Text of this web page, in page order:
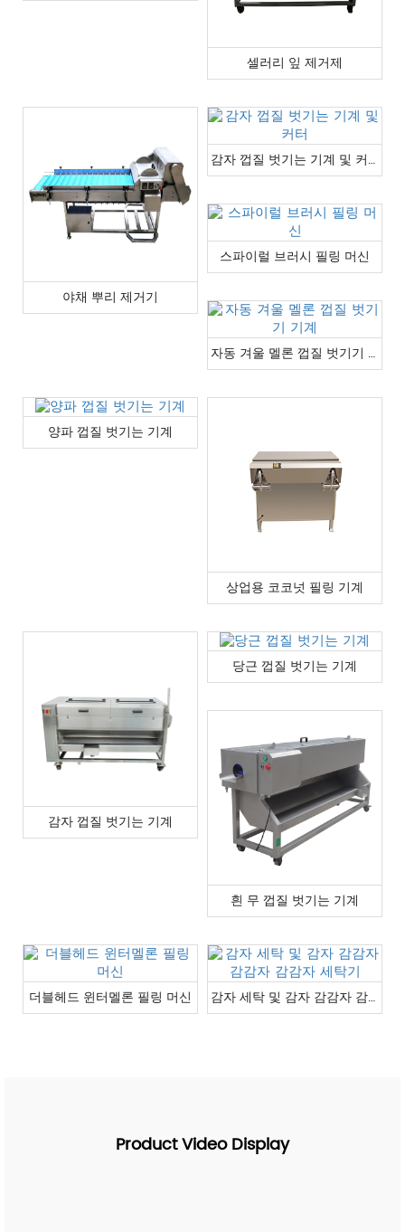
셀러리 잎 제거제
야채 뿌리 제거기
감자 껍질 벗기는 기계 및 커터
스파이럴 브러시 필링 머신
자동 겨울 멜론 껍질 벗기기 기계
양파 껍질 벗기는 기계
상업용 코코넛 필링 기계
감자 껍질 벗기는 기계
당근 껍질 벗기는 기계
흰 무 껍질 벗기는 기계
더블헤드 윈터멜론 필링 머신 감자 세탁 및 감자 감감자 감감자 감감자 세탁기
Product Video Display